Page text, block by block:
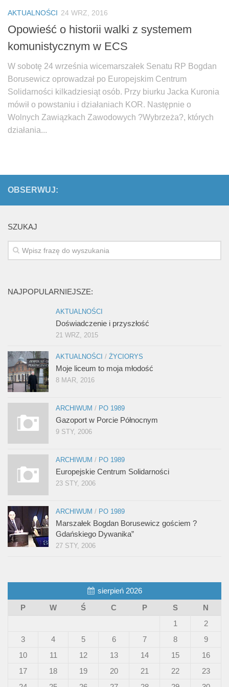
Fundacja Jacka Kaczmarskiego
Fundacja Batorego
AKTUALNOŚCI 24 WRZ, 2016
Opowieść o historii walki z systemem
komunistycznym w ECS
W sobotę 24 września wicemarszałek Senatu RP Bogdan
Borusewicz oprowadzał po Europejskim Centrum
Solidarności kilkadziesiąt osób. Przy biurku Jacka Kuronia
mówił o powstaniu i działaniach KOR. Następnie o
Wolnych Zawiązkach Zawodowych ?Wybrzeża?, których
działania...
OBSERWUJ:
SZUKAJ
NAJPOPULARNIEJSZE:
AKTUALNOŚCI
Doświadczenie i przyszłość
21 WRZ, 2015
AKTUALNOŚCI / ŻYCIORYS
Moje liceum to moja młodość
8 MAR, 2016
ARCHIWUM / PO 1989
Gazoport w Porcie Północnym
9 STY, 2006
ARCHIWUM / PO 1989
Europejskie Centrum Solidarności
23 STY, 2006
ARCHIWUM / PO 1989
Marszałek Bogdan Borusewicz gościem ?
Gdańskiego Dywanika”
27 STY, 2006
sierpień 2026
P
W Ś C P S
N
1
2
3
4 5 6 7 8
9
10
11 12 13 14 15
16
17
18 19 20 21 22
23